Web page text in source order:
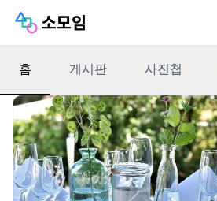
홈 게시판 사진첩